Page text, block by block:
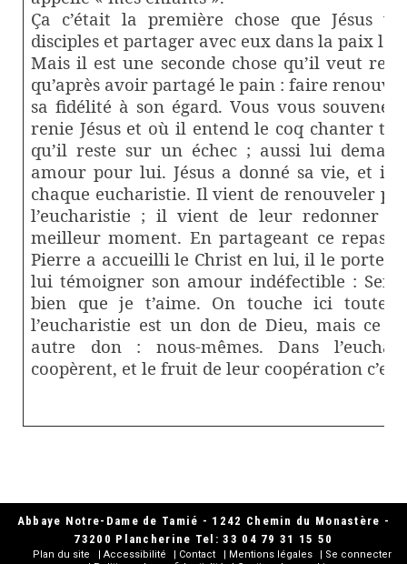
Ça c’était la première chose que Jésus
disciples et partager avec eux dans la paix le
Mais il est une seconde chose qu’il veut
qu’après avoir partagé le pain : faire
sa fidélité à son égard. Vous vous souvenez
renie Jésus et où il entend le coq chanter
qu’il reste sur un échec ; aussi lui
amour pour lui. Jésus a donné sa vie, et il
chaque eucharistie. Il vient de renouveler
l’eucharistie ; il vient de leur redonner
meilleur moment. En partageant ce repas,
Pierre a accueilli le Christ en lui, il le porte
lui témoigner son amour indéfectible :
bien que je t’aime. On touche ici toute
l’eucharistie est un don de Dieu, mais ce
autre don : nous-mêmes. Dans
coopèrent, et le fruit de leur coopération
Abbaye Notre-Dame de Tamié - 1242 Chemin du Monastère -
73200 Plancherine Tel: 33 04 79 31 15 50
Plan du site Accessibilité Contact Mentions légales
Se connecter